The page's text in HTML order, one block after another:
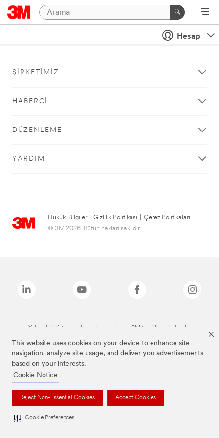
This website uses cookies on your device to enhance site
navigation, analyze site usage, and deliver you advertisements
based on your interests.
Cookie Notice
Reject Non-Essential Cookies Accept Cookies
Cookie Preferences
Hesap
ŞIRKETIMIZ
HABERCI
DÜZENLEME
YARDIM
Hukuki Bilgiler Gizlilik Politikası
Çerez Politikaları
© 3M 2026. Bütün hakları saklıdır.
Yukarıdaki listede bulunan tüm markalar, 3M tescilli markalarıdır.